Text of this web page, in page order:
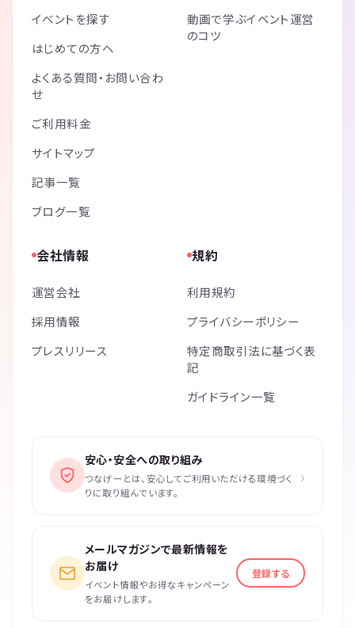
イベントを探す
はじめての方へ
よくある質問・お問い合わ
せ
ご利用料金
サイトマップ
記事一覧
ブログ一覧
動画で学ぶイベント運営
のコツ
会社情報
運営会社
採用情報
プレスリリース
規約
利用規約
プライバシーポリシー
特定商取引法に基づく表
記
ガイドライン一覧
安心・安全への取り組み
つなげーとは、安心してご利用いただける環境づく
りに取り組んでいます。
›
メールマガジンで最新情報を
お届け
イベント情報やお得なキャンペーン
をお届けします。
登録する